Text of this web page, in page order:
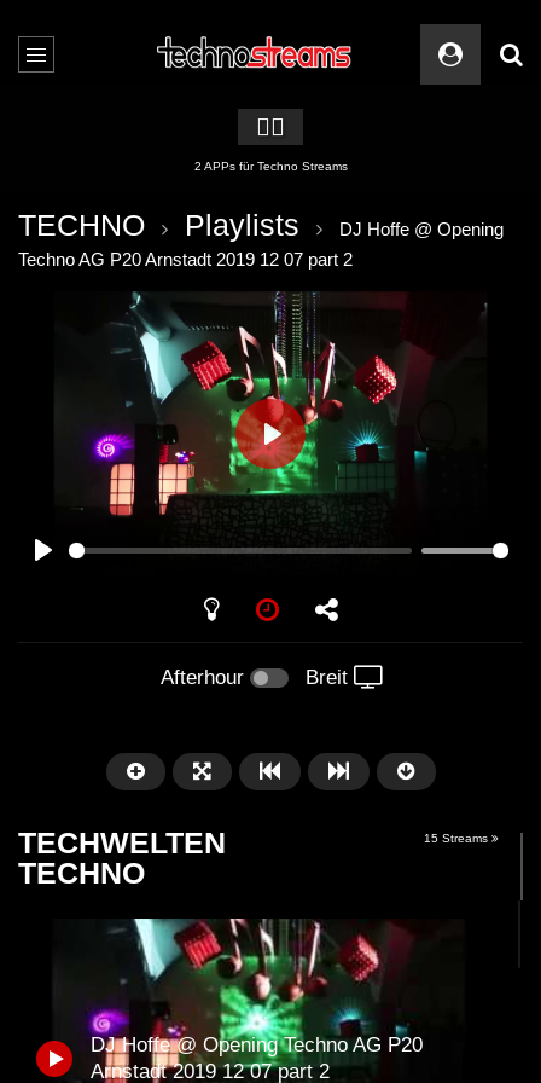
🏳️‍🌈
2 APPs für Techno Streams
TECHNO Playlists
DJ Hoffe @ Opening
Techno AG P20 Arnstadt 2019 12 07 part 2
PLAY
Afterhour Breit
Später
Arnstadt – Arntekk Restart //
TECHWELTEN
TECHNO
15 Streams
DJ Hoffe @ Opening Techno AG P20
Arnstadt 2019 12 07 part 2